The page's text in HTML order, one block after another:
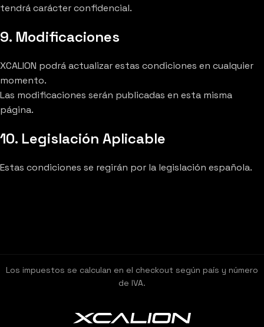
tendrá carácter confidencial.
9. Modificaciones
XCALION podrá actualizar estas condiciones en cualquier
momento.
Las modificaciones serán publicadas en esta misma
página.
10. Legislación Aplicable
Estas condiciones se regirán por la legislación española.
Los impuestos se calculan en el checkout según país y número
de IVA.